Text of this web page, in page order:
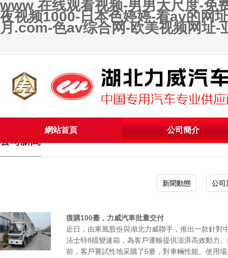
www 在线观看视频-男男大尺度-免
夜视频1000-日本色婷婷-看av的网
月.com-色av综合网-欧美视频网址-
網站首頁 公司簡介
公司新聞
新聞動態 公司
復購100臺，力威汽車批量交付
近日，由東風股份與湖北力威聯手，推出一款針
法士特8檔變速箱，為客戶運輸提供澎湃高效動力
前，客戶嘗試性地采購了5臺，對車輛性能、使用